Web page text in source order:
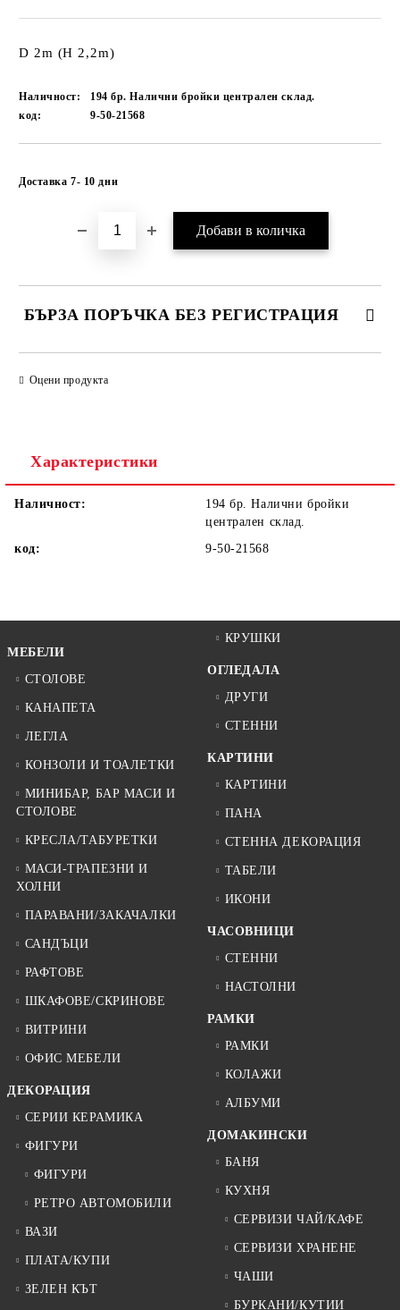
D 2m (H 2,2m)
Наличност:
194 бр. Налични бройки централен склад.
код:
9-50-21568
Доставка 7- 10 дни
БЪРЗА ПОРЪЧКА БЕЗ РЕГИСТРАЦИЯ
Оцени продукта
Характеристики
Наличност:
194 бр. Налични бройки
централен склад.
код:
9-50-21568
МЕБЕЛИ
СТОЛОВЕ
КАНАПЕТА
ЛЕГЛА
КОНЗОЛИ И ТОАЛЕТКИ
МИНИБАР, БАР МАСИ И
СТОЛОВЕ
КРЕСЛА/ТАБУРЕТКИ
МАСИ-ТРАПЕЗНИ И
ХОЛНИ
ПАРАВАНИ/ЗАКАЧАЛКИ
САНДЪЦИ
РАФТОВЕ
ШКАФОВЕ/СКРИНОВЕ
ВИТРИНИ
ОФИС МЕБЕЛИ
ДЕКОРАЦИЯ
СЕРИИ КЕРАМИКА
ФИГУРИ
ФИГУРИ
РЕТРО АВТОМОБИЛИ
ВАЗИ
ПЛАТА/КУПИ
ЗЕЛЕН КЪТ
КРУШКИ
ОГЛЕДАЛА
ДРУГИ
СТЕННИ
КАРТИНИ
КАРТИНИ
ПАНА
СТЕННА ДЕКОРАЦИЯ
ТАБЕЛИ
ИКОНИ
ЧАСОВНИЦИ
СТЕННИ
НАСТОЛНИ
РАМКИ
РАМКИ
КОЛАЖИ
АЛБУМИ
ДОМАКИНСКИ
БАНЯ
КУХНЯ
СЕРВИЗИ ЧАЙ/КАФЕ
СЕРВИЗИ ХРАНЕНЕ
ЧАШИ
БУРКАНИ/КУТИИ